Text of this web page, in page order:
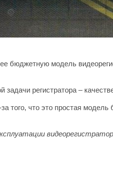
бюджетную модель
регистратора –
того, что это простая